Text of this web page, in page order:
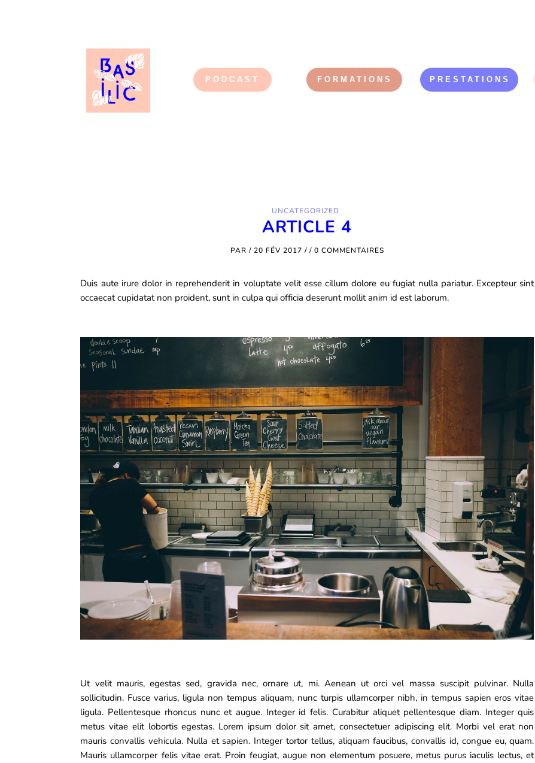
PODCAST FORMATIONS PRESTATIONS
UNCATEGORIZED
ARTICLE 4
PAR / 20 FÉV 2017 / / 0 COMMENTAIRES
Duis aute irure dolor in reprehenderit in voluptate velit esse cillum dolore eu fugiat nulla pariatur. Excepteur sint
occaecat cupidatat non proident, sunt in culpa qui officia deserunt mollit anim id est laborum.
Ut velit mauris, egestas sed, gravida nec, ornare ut, mi. Aenean ut orci vel massa suscipit pulvinar. Nulla
sollicitudin. Fusce varius, ligula non tempus aliquam, nunc turpis ullamcorper nibh, in tempus sapien eros vitae
ligula. Pellentesque rhoncus nunc et augue. Integer id felis. Curabitur aliquet pellentesque diam. Integer quis
metus vitae elit lobortis egestas. Lorem ipsum dolor sit amet, consectetuer adipiscing elit. Morbi vel erat non
mauris convallis vehicula. Nulla et sapien. Integer tortor tellus, aliquam faucibus, convallis id, congue eu, quam.
Mauris ullamcorper felis vitae erat. Proin feugiat, augue non elementum posuere, metus purus iaculis lectus, et